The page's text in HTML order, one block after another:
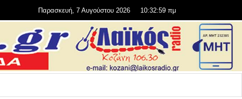
Παρασκευή, 7 Αυγούστου 2026 10:33:01 πμ